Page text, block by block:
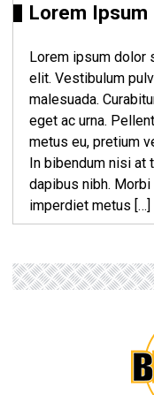
Lorem Ipsum
Lorem ipsum dolor
elit. Vestibulum
malesuada.
eget ac urna.
metus eu, pretium
In bibendum nisi at
dapibus nibh.
imperdiet metus […]